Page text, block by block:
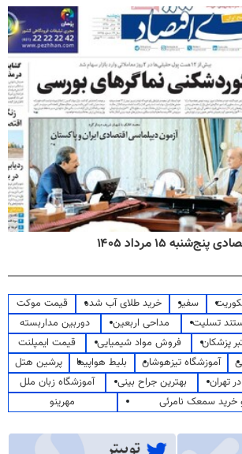
۱۵ مرداد ۱۴۰۵
سفیر خرید طلای آب شده
قیمت موکت
تسلیت مداحی اربعین
دوربین مداربسته
پزشکان
فروش مواد شیمیایی
قیمت ایمپلنت
آموزشگاه تیزهوشان بلیط هواپیما
پرشین هتل
تهران
بهترین جراح بینی
آموزشگاه زبان ملل
سمعک نامرئی
مهرینو